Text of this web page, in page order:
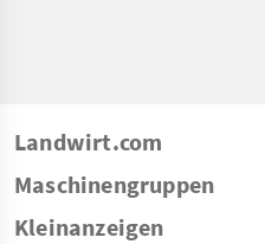
Landwirt.com
Maschinengruppen
Kleinanzeigen